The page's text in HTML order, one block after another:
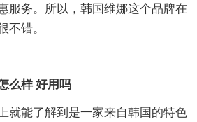
服务。所以，韩国维娜这个品牌在
不错。
么样 好用吗
就能了解到是一家来自韩国的特色